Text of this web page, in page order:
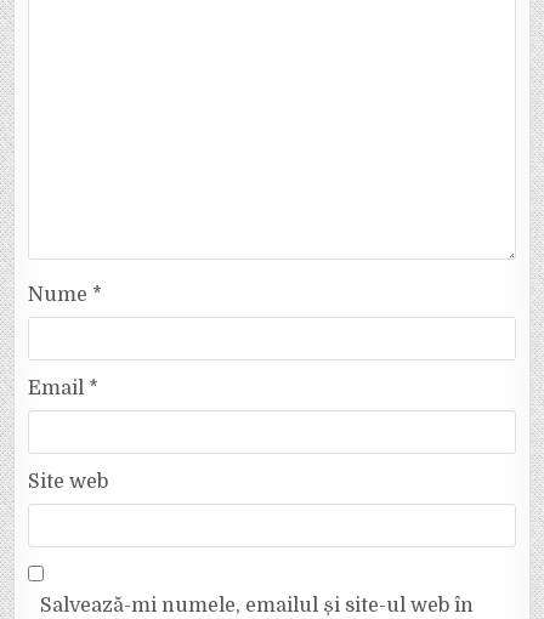
Nume *
Email *
Site web
Salvează-mi numele, emailul și site-ul web în